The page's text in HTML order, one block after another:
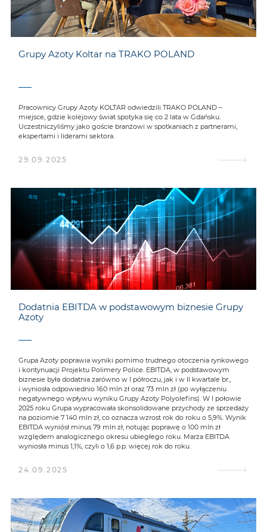
Grupy Azoty Koltar na TRAKO POLAND
Pracownicy Grupy Azoty KOLTAR odwiedzili TRAKO POLAND –
miejsce, gdzie kolejowy świat spotyka się co 2 lata w Gdańsku.
Uczestniczyliśmy jako goście branżowi w spotkaniach z partnerami,
ekspertami i liderami sektora.
29.09.2025
Dodatnia EBITDA w podstawowym biznesie Grupy
Azoty
Grupa Azoty poprawia wyniki pomimo trudnego otoczenia rynkowego
i kontynuacji Projektu Polimery Police. EBITDA, w podstawowym
biznesie była dodatnia zarówno w I półroczu, jak i w II kwartale br.,
i wyniosła odpowiednio 160 mln zł oraz 73 mln zł (po wyłączeniu
negatywnego wpływu wyniku Grupy Azoty Polyolefins). W I połowie
2025 roku Grupa wypracowała skonsolidowane przychody ze sprzedaży
na poziomie 7 140 mln zł, co oznacza wzrost rok do roku o 5,9%. Wynik
EBITDA wyniósł minus 79 mln zł, notując poprawę o 100 mln zł
względem analogicznego okresu ubiegłego roku. Marża EBITDA
wyniosła minus 1,1%, czyli o 1,6 p.p. więcej rok do roku.
24.09.2025